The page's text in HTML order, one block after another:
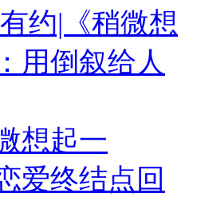
约|《稍微想
用倒叙给人
想起一
爱终结点回